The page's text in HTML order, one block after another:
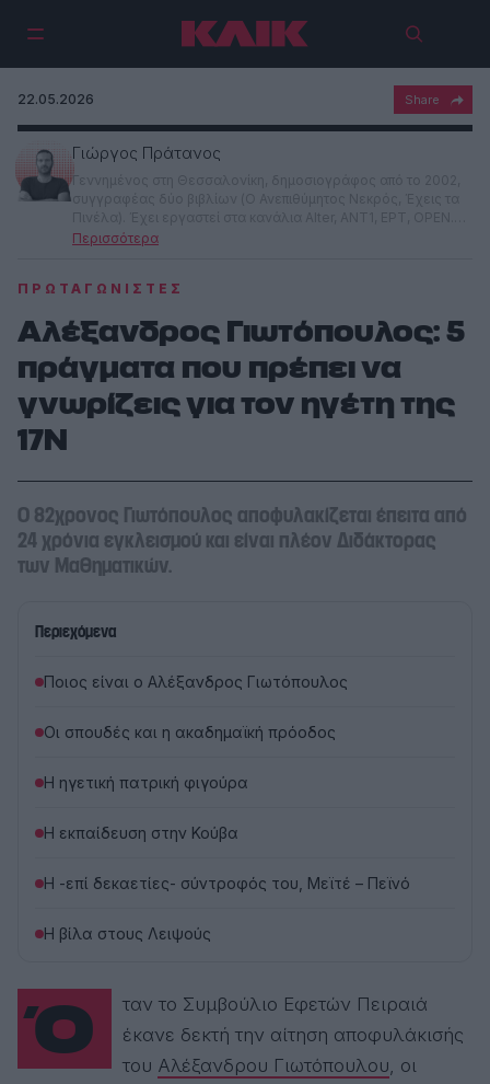
22.05.2026
ΠΡΩΤΑΓΩΝΙΣΤΈΣ
Αλέξανδρος Γιωτόπουλος: 5
πράγματα που πρέπει να
γνωρίζεις για τον ηγέτη της
17Ν
Ο 82χρονος Γιωτόπουλος αποφυλακίζεται έπειτα από
24 χρόνια εγκλεισμού και είναι πλέον Διδάκτορας
των Μαθηματικών.
Περιεχόμενα
Ποιος είναι ο Αλέξανδρος Γιωτόπουλος
Οι σπουδές και η ακαδημαϊκή πρόοδος
Η ηγετική πατρική φιγούρα
Η εκπαίδευση στην Κούβα
Η -επί δεκαετίες- σύντροφός του, Μεϊτέ – Πεϊνό
Η βίλα στους Λειψούς
Όταν το Συμβούλιο Εφετών Πειραιά
έκανε δεκτή την αίτηση αποφυλάκισής
του Αλέξανδρου Γιωτόπουλου, οι
Γιώργος Πράτανος
Αρχισυντάκτης τηλεοπτικών εκπομπών, διευθυντής περιοδικών